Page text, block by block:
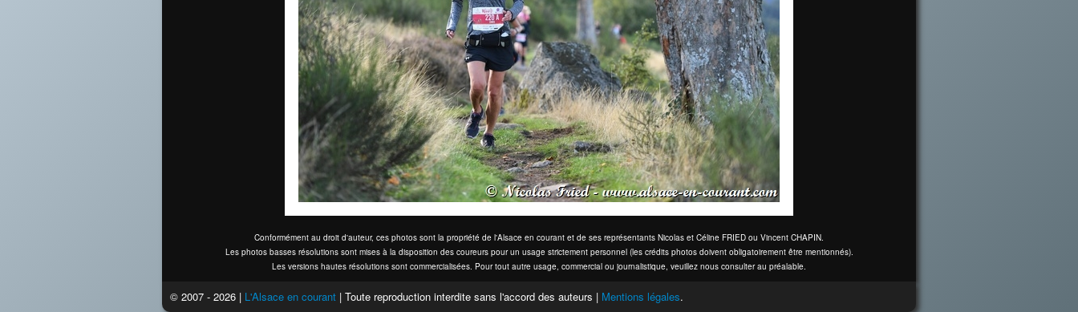
Conformément au droit d'auteur, ces photos sont la propriété de l'Alsace en courant et de ses représentants Nicolas et Céline FRIED ou Vincent CHAPIN.
Les photos basses résolutions sont mises à la disposition des coureurs pour un usage strictement personnel (les crédits photos doivent obligatoirement être mentionnés).
Les versions hautes résolutions sont commercialisées. Pour tout autre usage, commercial ou journalistique, veuillez nous consulter au préalable.
© 2007 - 2026 | L'Alsace en courant | Toute reproduction interdite sans l'accord des auteurs | Mentions légales.